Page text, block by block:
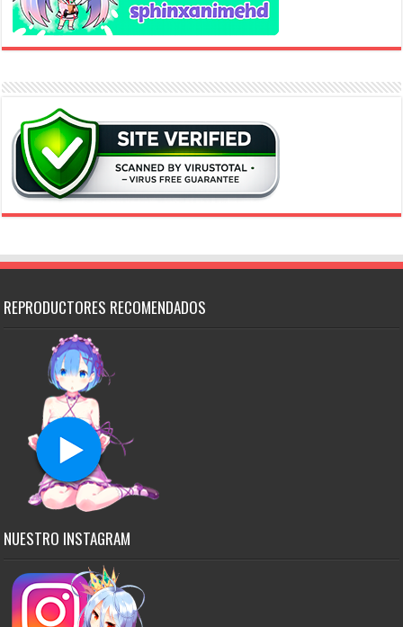
REPRODUCTORES RECOMENDADOS
NUESTRO INSTAGRAM